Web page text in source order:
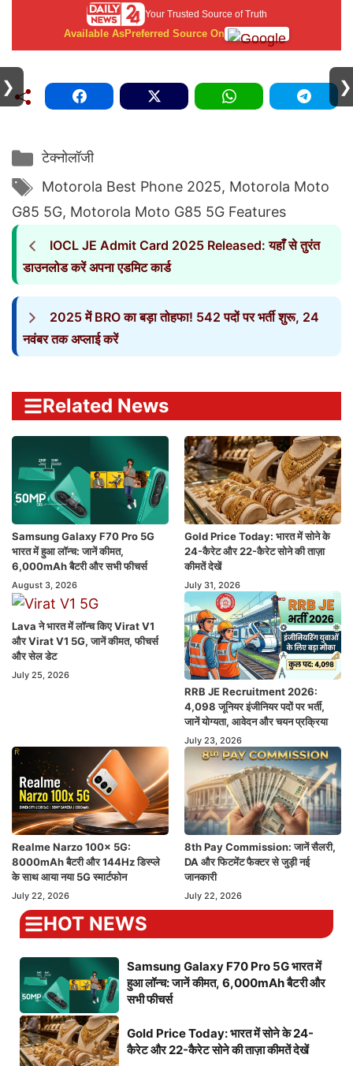
Your Trusted Source of Truth
Available AsPreferred Source On
Categories
टेक्नोलॉजी
Tags
Motorola Best Phone 2025, Motorola Moto
G85 5G, Motorola Moto G85 5G Features
IOCL JE Admit Card 2025 Released: यहाँ से तुरंत
डाउनलोड करें अपना एडमिट कार्ड
2025 में BRO का बड़ा तोहफा! 542 पदों पर भर्ती शुरू, 24
नवंबर तक अप्लाई करें
Related News
Samsung Galaxy F70 Pro 5G
भारत में हुआ लॉन्च: जानें कीमत,
6,000mAh बैटरी और सभी फीचर्स
August 3, 2026
Gold Price Today: भारत में सोने के
24-कैरेट और 22-कैरेट सोने की ताज़ा
कीमतें देखें
July 31, 2026
Lava ने भारत में लॉन्च किए Virat V1
और Virat V1 5G, जानें कीमत, फीचर्स
और सेल डेट
July 25, 2026
RRB JE Recruitment 2026:
4,098 जूनियर इंजीनियर पदों पर भर्ती,
जानें योग्यता, आवेदन और चयन प्रक्रिया
July 23, 2026
Realme Narzo 100x 5G:
8000mAh बैटरी और 144Hz डिस्प्ले
के साथ आया नया 5G स्मार्टफोन
July 22, 2026
8th Pay Commission: जानें सैलरी,
DA और फिटमेंट फैक्टर से जुड़ी नई
जानकारी
July 22, 2026
HOT NEWS
Samsung Galaxy F70 Pro 5G भारत में
हुआ लॉन्च: जानें कीमत, 6,000mAh बैटरी और
सभी फीचर्स
Gold Price Today: भारत में सोने के 24-
कैरेट और 22-कैरेट सोने की ताज़ा कीमतें देखें
❯ ❯